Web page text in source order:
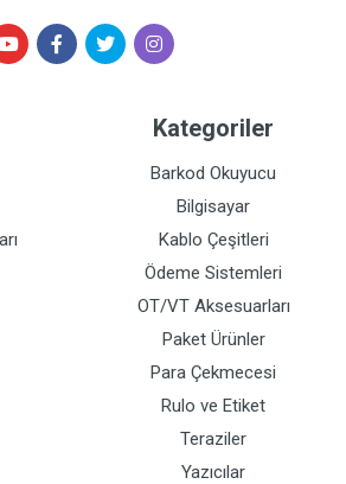
Kategoriler
Barkod Okuyucu
Bilgisayar
Kablo Çeşitleri
Ödeme Sistemleri
OT/VT Aksesuarları
Paket Ürünler
Para Çekmecesi
Rulo ve Etiket
Teraziler
Yazıcılar